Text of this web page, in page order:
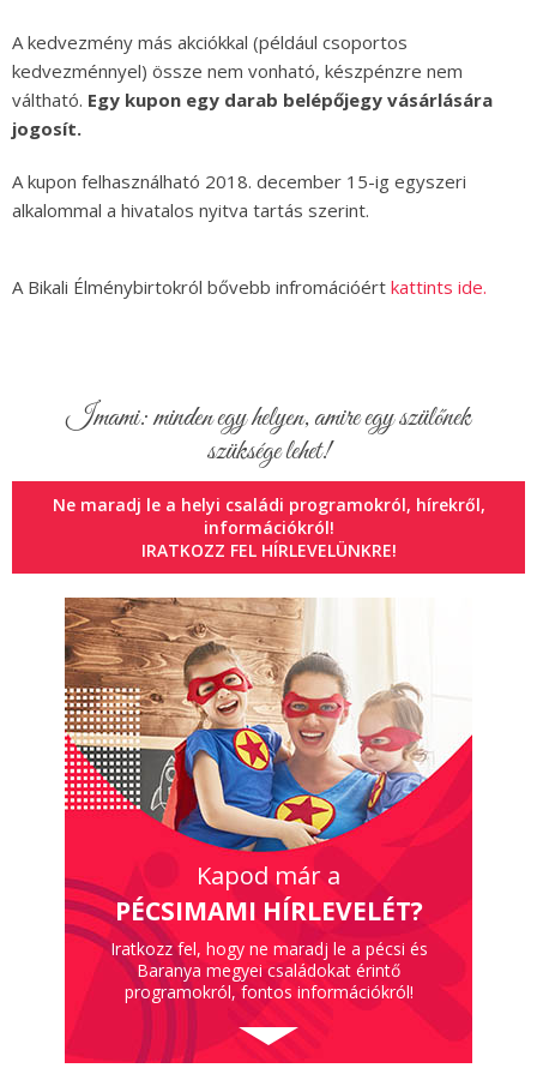
A kedvezmény más akciókkal (például csoportos
kedvezménnyel) össze nem vonható, készpénzre nem
váltható. Egy kupon egy darab belépőjegy vásárlására
jogosít.
A kupon felhasználható 2018. december 15-ig egyszeri
alkalommal a hivatalos nyitva tartás szerint.
A Bikali Élménybirtokról bővebb infromációért kattints ide.
Imami: minden egy helyen, amire egy szülőnek
szüksége lehet!
Ne maradj le a helyi családi programokról, hírekről,
információkról!
IRATKOZZ FEL HÍRLEVELÜNKRE!
Kapod már a
PÉCSIMAMI HÍRLEVELÉT?
Iratkozz fel, hogy ne maradj le a pécsi és
Baranya megyei családokat érintő
programokról, fontos információkról!